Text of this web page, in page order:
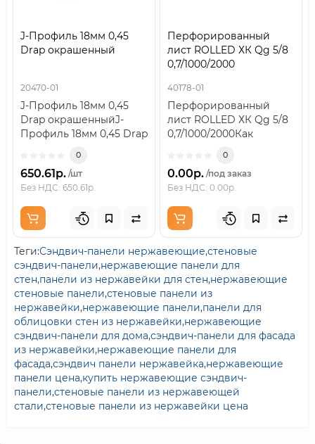
J-Профиль 18мм 0,45
Drap окрашенный
20470-01
J-Профиль 18мм 0,45
Drap окрашенныйJ-
Профиль 18мм 0,45 Drap
фасонная планка с..
0
650.61р. /шт
Без НДС: 650.61р.
Перфорированный
лист ROLLED ХК Qg 5/8
0,7/1000/2000
40178-01
Перфорированный
лист ROLLED ХК Qg 5/8
0,7/1000/2000Как
лист RO..
0
0.00р. /под заказ
Без НДС: 0.00р.
Теги:Сэндвич-панели нержавеющие,стеновые
сэндвич-панели,нержавеющие панели для
стен,панели из нержавейки для стен,нержавеющие
стеновые панели,стеновые панели из
нержавейки,нержавеющие панели,панели для
облицовки стен из нержавейки,нержавеющие
сэндвич-панели для дома,сэндвич-панели для фасада
из нержавейки,нержавеющие панели для
фасада,сэндвич панели нержавейка,нержавеющие
панели цена,купить нержавеющие сэндвич-
панели,стеновые панели из нержавеющей
стали,стеновые панели из нержавейки цена